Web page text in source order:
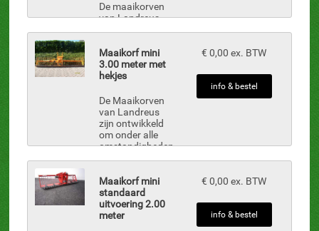
krijgt. Met onze
maaikorven
De maaikorven
van Landreus
om onder alle
omstandigheden
optimaal te
Landreus
bewijst met de
maaikorf dat u
een goede
doorstroom
krijgt. Met onze
maaikorven
bent ...
Maaikorf mini
3.00 meter met
hekjes
De Maaikorven
van Landreus
zijn ontwikkeld
om onder alle
omstandigheden
Iedereen wil een
mooi
maairesultaat,
Landreus
€ 0,00 ex. BTW
info & bestel
Maaikorf mini
standaard
uitvoering 2.00
meter
€ 0,00 ex. BTW
info & bestel